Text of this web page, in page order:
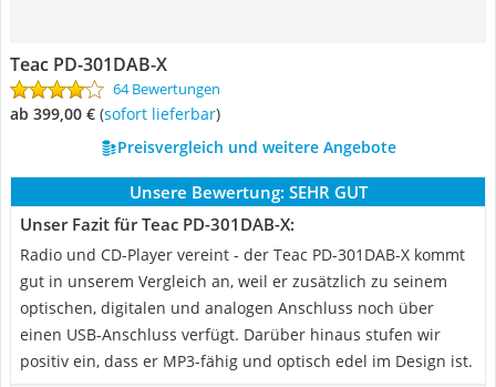
Teac PD-301DAB-X
64 Bewertungen
ab 399,00 € ( Sofort lieferbar)
Preisvergleich und weitere Angebote
Unsere Bewertung: SEHR GUT
Unser Fazit für Teac PD-301DAB-X:
Radio und CD-Player vereint - der Teac PD-301DAB-X kommt
gut in unserem Vergleich an, weil er zusätzlich zu seinem
optischen, digitalen und analogen Anschluss noch über
einen USB-Anschluss verfügt. Darüber hinaus stufen wir
positiv ein, dass er MP3-fähig und optisch edel im Design ist.